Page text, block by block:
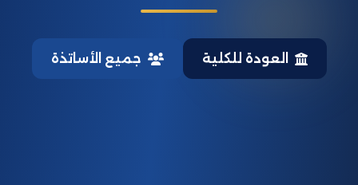
العودة للكلية جميع الأساتذة